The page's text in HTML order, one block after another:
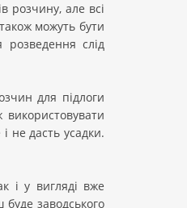
розчину, але всі
можуть бути
розведення слід
для підлоги
не дасть усадки.
і у вигляді вже
заводського